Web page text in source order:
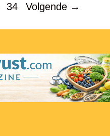
Pagina
34 Volgende →